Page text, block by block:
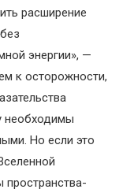
расширение
энергии», —
к осторожности,
необходимы
Но если это
пространства-